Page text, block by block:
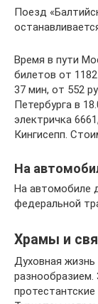
Поезд
Время в пути
билетов от
37 мин, от 552
Петербурга в
электричка
Кингисепп.
На
На автомобиле
федеральной
Храмы и
Духовная
разнообразием.